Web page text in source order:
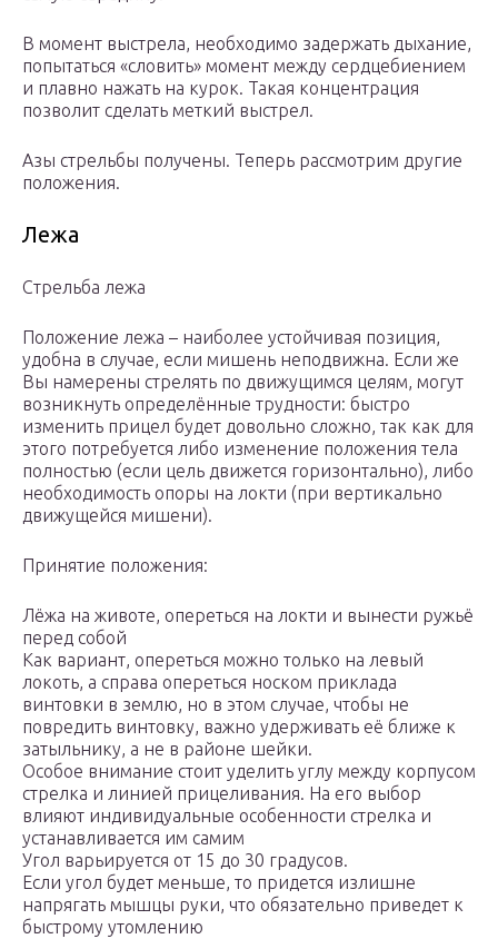
В момент выстрела, необходимо задержать дыхание,
попытаться «словить» момент между сердцебиением
и плавно нажать на курок. Такая концентрация
позволит сделать меткий выстрел.
Азы стрельбы получены. Теперь рассмотрим другие
положения.
Лежа
Стрельба лежа
Положение лежа – наиболее устойчивая позиция,
удобна в случае, если мишень неподвижна. Если же
Вы намерены стрелять по движущимся целям, могут
возникнуть определённые трудности: быстро
изменить прицел будет довольно сложно, так как для
этого потребуется либо изменение положения тела
полностью (если цель движется горизонтально), либо
необходимость опоры на локти (при вертикально
движущейся мишени).
Принятие положения:
Лёжа на животе, опереться на локти и вынести ружьё
перед собой
Как вариант, опереться можно только на левый
локоть, а справа опереться носком приклада
винтовки в землю, но в этом случае, чтобы не
повредить винтовку, важно удерживать её ближе к
затыльнику, а не в районе шейки.
Особое внимание стоит уделить углу между корпусом
стрелка и линией прицеливания. На его выбор
влияют индивидуальные особенности стрелка и
устанавливается им самим
Угол варьируется от 15 до 30 градусов.
Если угол будет меньше, то придется излишне
напрягать мышцы руки, что обязательно приведет к
быстрому утомлению